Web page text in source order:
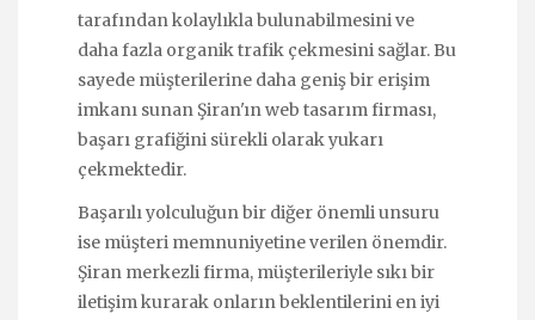
tarafından kolaylıkla bulunabilmesini ve
daha fazla organik trafik çekmesini sağlar. Bu
sayede müşterilerine daha geniş bir erişim
imkanı sunan Şiran'ın web tasarım firması,
başarı grafiğini sürekli olarak yukarı
çekmektedir.
Başarılı yolculuğun bir diğer önemli unsuru
ise müşteri memnuniyetine verilen önemdir.
Şiran merkezli firma, müşterileriyle sıkı bir
iletişim kurarak onların beklentilerini en iyi